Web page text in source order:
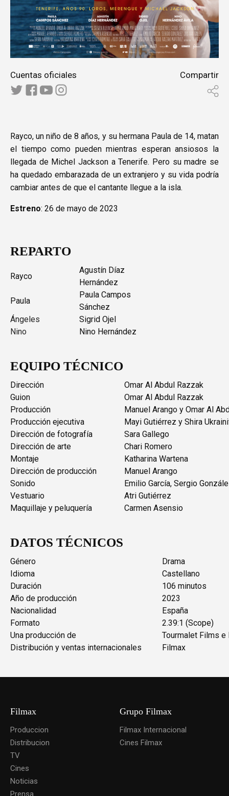
Cuentas oficiales Compartir
Rayco, un niño de 8 años, y su hermana Paula de 14, matan
el tiempo como pueden mientras esperan ansiosos la
llegada de Michel Jackson a Tenerife. Pero su madre se
ha quedado embarazada de un extranjero y su vida podría
cambiar antes de que el cantante llegue a la isla.
Estreno: 26 de mayo de 2023
REPARTO
Rayco
Agustín Díaz
Hernández
Paula
Paula Campos
Sánchez
Ángeles
Sigrid Ojel
Nino
Nino Hernández
EQUIPO TÉCNICO
Dirección
Omar Al Abdul Razzak
Guion
Omar Al Abdul Razzak
Producción
Manuel Arango y Omar Al
Producción ejecutiva
Mayi Gutiérrez y Shira
Dirección de fotografía
Sara Gallego
Dirección de arte
Chari Romero
Montaje
Katharina Wartena
Dirección de producción
Manuel Arango
Sonido
Emilio García, Sergio
Vestuario
Atri Gutiérrez
Maquillaje y peluquería
Carmen Asensio
DATOS TÉCNICOS
Género
Drama
Idioma
Castellano
Duración
106 minutos
Año de producción
2023
Nacionalidad
España
Formato
2.39:1 (Scope)
Una producción de
Tourmalet Films
Distribución y ventas internacionales
Filmax
Filmax
Produccion
Distribucion
TV
Cines
Noticias
Prensa
Grupo Filmax
Filmax Internacional
Cines Filmax